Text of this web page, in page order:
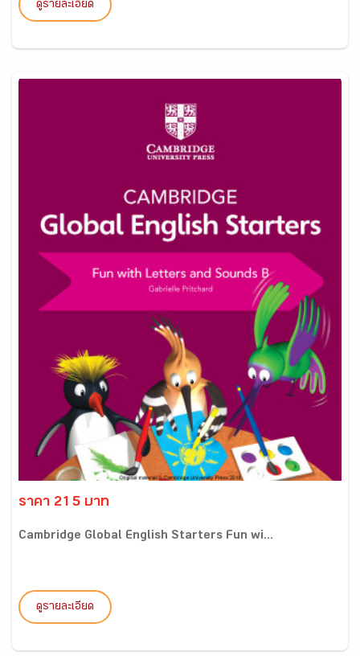
ดูรายละเอียด
ราคา 215 บาท
Cambridge Global English Starters Fun wi...
ดูรายละเอียด